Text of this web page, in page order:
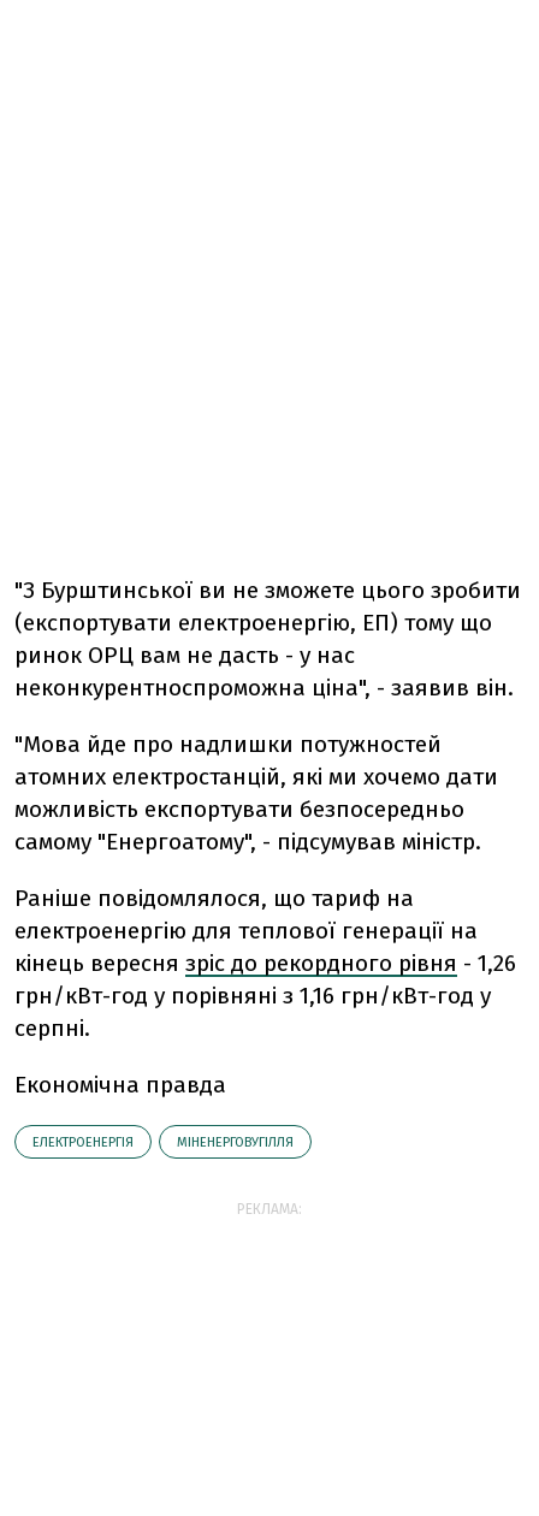
"З Бурштинської ви не зможете цього зробити
(експортувати електроенергію, ЕП) тому що
ринок ОРЦ вам не дасть - у нас
неконкурентноспроможна ціна", - заявив він.
"Мова йде про надлишки потужностей
атомних електростанцій, які ми хочемо дати
можливість експортувати безпосередньо
самому "Енергоатому", - підсумував міністр.
Раніше повідомлялося, що тариф на
електроенергію для теплової генерації на
кінець вересня зріс до рекордного рівня - 1,26
грн/кВт-год у порівняні з 1,16 грн/кВт-год у
серпні.
Економічна правда
ЕЛЕКТРОЕНЕРГІЯ МІНЕНЕРГОВУГІЛЛЯ
РЕКЛАМА: